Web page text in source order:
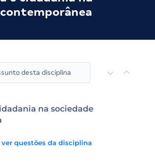
na sociedade
ver questões da disciplina